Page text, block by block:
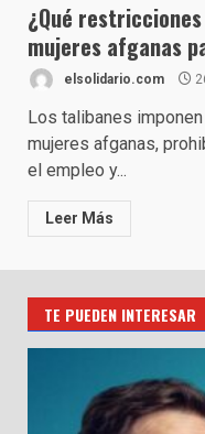
¿Qué
mujeres afganas
elsolidario.com
Los talibanes
mujeres afganas,
el empleo y...
Leer Más
TE PUEDEN INTERESAR